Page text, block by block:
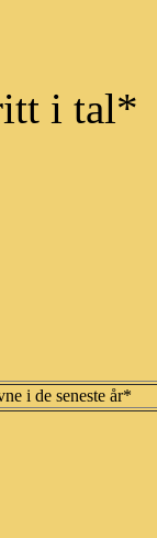
i tal*
i de seneste år*